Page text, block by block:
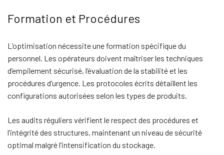
Formation et Procédures
L’optimisation nécessite une formation spécifique du
personnel. Les opérateurs doivent maîtriser les techniques
d’empilement sécurisé, l’évaluation de la stabilité et les
procédures d’urgence. Les protocoles écrits détaillent les
configurations autorisées selon les types de produits.
Les audits réguliers vérifient le respect des procédures et
l’intégrité des structures, maintenant un niveau de sécurité
optimal malgré l’intensification du stockage.